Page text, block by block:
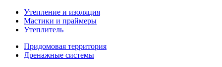
Утепление и изоляция
Мастики и праймеры
Утеплитель
Придомовая территория
Дренажные системы